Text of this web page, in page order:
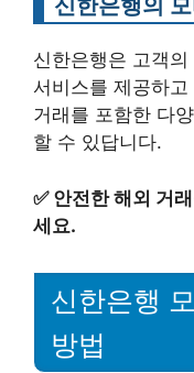
신한은행은 고객
서비스를 제공하
거래를 포함한 다
할 수 있답니다.
✅ 안전한 해외 거
세요.
신한은행
방법